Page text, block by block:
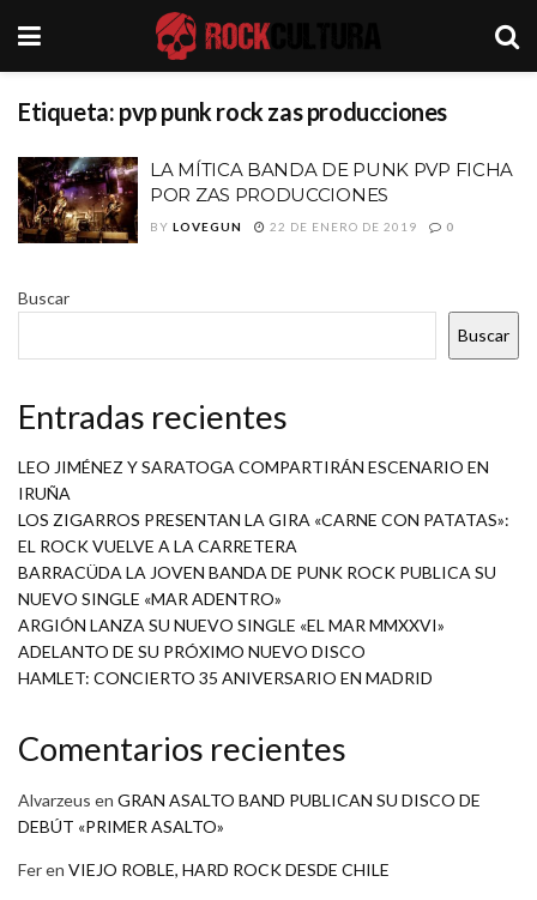
Etiqueta: pvp punk rock zas producciones
LA MÍTICA BANDA DE PUNK PVP FICHA
POR ZAS PRODUCCIONES
BY LOVEGUN 22 DE ENERO DE 2019 0
Buscar
Buscar
Entradas recientes
LEO JIMÉNEZ Y SARATOGA COMPARTIRÁN ESCENARIO EN
IRUÑA
LOS ZIGARROS PRESENTAN LA GIRA «CARNE CON PATATAS»:
EL ROCK VUELVE A LA CARRETERA
BARRACÜDA LA JOVEN BANDA DE PUNK ROCK PUBLICA SU
NUEVO SINGLE «MAR ADENTRO»
ARGIÓN LANZA SU NUEVO SINGLE «EL MAR MMXXVI»
ADELANTO DE SU PRÓXIMO NUEVO DISCO
HAMLET: CONCIERTO 35 ANIVERSARIO EN MADRID
Comentarios recientes
Alvarzeus en GRAN ASALTO BAND PUBLICAN SU DISCO DE
DEBÚT «PRIMER ASALTO»
Feren VIEJO ROBLE, HARD ROCK DESDE CHILE